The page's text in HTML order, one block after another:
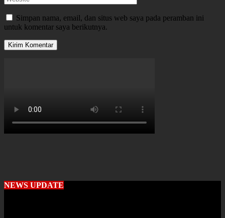
Simpan nama, email, dan situs web saya pada peramban ini
untuk komentar saya berikutnya.
NEWS UPDATE